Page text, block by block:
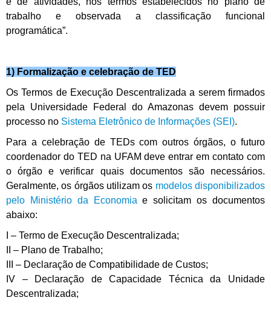
trabalho e observada a classificação funcional
programática”.
1) Formalização e celebração de TED
Os Termos de Execução Descentralizada a serem firmados
pela Universidade Federal do Amazonas devem possuir
processo no Sistema Eletrônico de Informações (SEI).
Para a celebração de TEDs com outros órgãos, o futuro
coordenador do TED na UFAM deve entrar em contato com
o órgão e verificar quais documentos são necessários.
Geralmente, os órgãos utilizam os modelos disponibilizados
pelo Ministério da Economia e solicitam os documentos
abaixo:
I – Termo de Execução Descentralizada;
II – Plano de Trabalho;
III – Declaração de Compatibilidade de Custos;
IV – Declaração de Capacidade Técnica da Unidade
Descentralizada;